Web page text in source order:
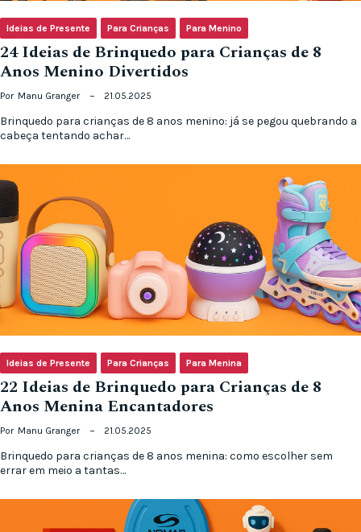
Ideias de Presente Para Crianças Para Menino
24 Ideias de Brinquedo para Crianças de 8
Anos Menino Divertidos
Por Manu Granger 21.05.2025
Brinquedo para crianças de 8 anos menino: já se pegou quebrando a
cabeça tentando achar…
Ideias de Presente Para Crianças Para Menina
22 Ideias de Brinquedo para Crianças de 8
Anos Menina Encantadores
Por Manu Granger 21.05.2025
Brinquedo para crianças de 8 anos menina: como escolher sem
errar em meio a tantas…